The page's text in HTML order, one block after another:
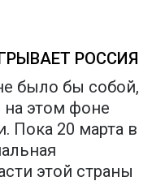
РОССИЯ
было бы собой,
этом фоне
Пока 20 марта в
этой страны